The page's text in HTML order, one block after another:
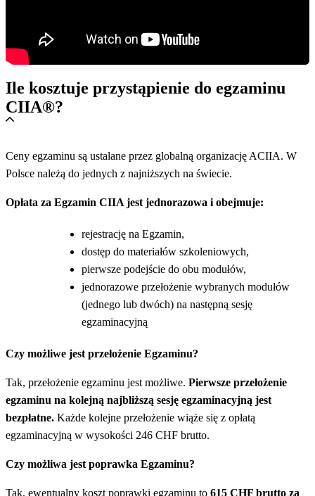
Ile kosztuje przystąpienie do egzaminu
CIIA®?
Ceny egzaminu są ustalane przez globalną organizację ACIIA. W
Polsce należą do jednych z najniższych na świecie.
Opłata za Egzamin CIIA jest jednorazowa i obejmuje:
rejestrację na Egzamin,
dostęp do materiałów szkoleniowych,
pierwsze podejście do obu modułów,
jednorazowe przełożenie wybranych modułów
(jednego lub dwóch) na następną sesję
egzaminacyjną
Czy możliwe jest przełożenie Egzaminu?
Tak, przełożenie egzaminu jest możliwe. Pierwsze przełożenie
egzaminu na kolejną najbliższą sesję egzaminacyjną jest
bezpłatne. Każde kolejne przełożenie wiąże się z opłatą
egzaminacyjną w wysokości 246 CHF brutto.
Czy możliwa jest poprawka Egzaminu?
Tak, ewentualny koszt poprawki egzaminu to 615 CHF brutto za